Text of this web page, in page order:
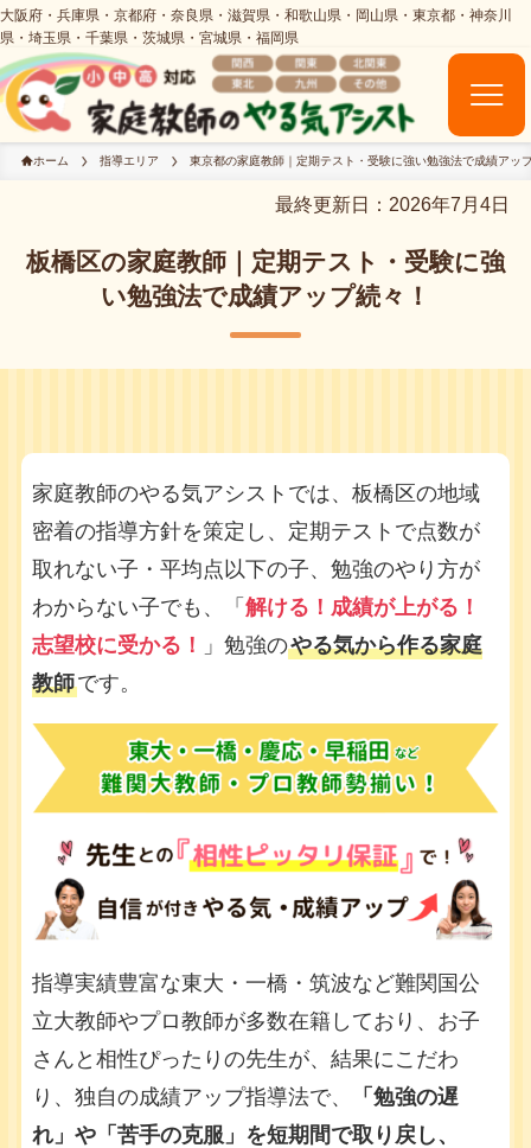
ホーム 指導エリア 東京都の家庭教師｜定期テスト・受験に強い勉強法で成績アッ
最終更新日：2026年7月4日
板橋区の家庭教師｜定期テスト・受験に強
い勉強法で成績アップ続々！
家庭教師のやる気アシストでは、板橋区の地域
密着の指導方針を策定し、定期テストで点数が
取れない子・平均点以下の子、勉強のやり方が
わからない子でも、「 解ける！成績が上がる！
志望校に受かる！
」勉強のやる気から作る家庭
教師です。
指導実績豊富な東大・一橋・筑波など難関国公
立大教師やプロ教師が多数在籍しており、お子
さんと相性ぴったりの先生が、結果にこだわ
り、独自の成績アップ指導法で、
「勉強の遅
れ」や「苦手の克服」を短期間で取り戻し、